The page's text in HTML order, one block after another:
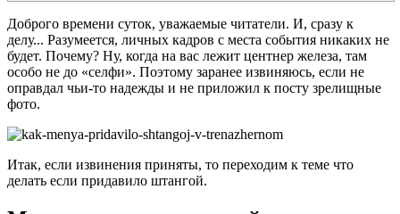
Доброго времени суток, уважаемые читатели. И, сразу к
делу... Разумеется, личных кадров с места события никаких не
будет. Почему? Ну, когда на вас лежит центнер железа, там
особо не до «селфи». Поэтому заранее извиняюсь, если не
оправдал чьи-то надежды и не приложил к посту зрелищные
фото.
Итак, если извинения приняты, то переходим к теме что
делать если придавило штангой.